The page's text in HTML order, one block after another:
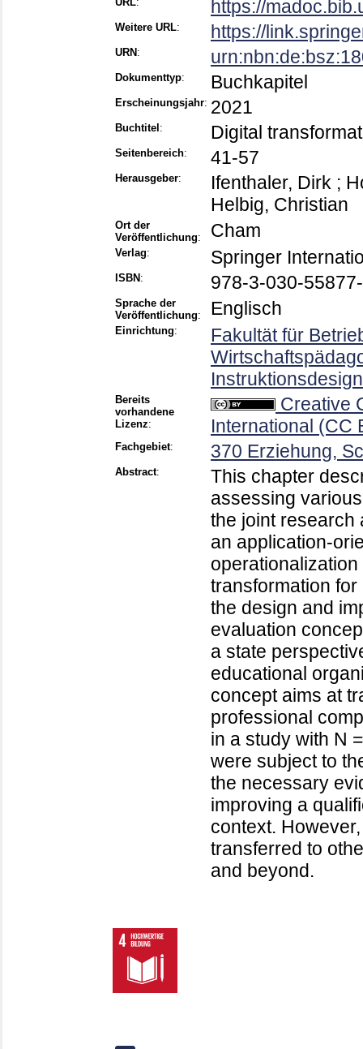
https://
Weitere URL: https://
URN :
Dokumenttyp: Buchkapitel
Erscheinungsjahr: 2021
Buchtitel : Digital
Seitenbereich: 41-57
Herausgeber: Ifenthaler, Dirk ;
Helbig, Christian
Ort der
Veröffentlichung: Cham
Verlag: Springer
ISBN : 978-3-030-
Sprache der
Veröffentlichung: Englisch
Einrichtung:
Fakultät für
Bereits
vorhandene
Lizenz:
Creative
International (CC
Fachgebiet: 370 Erziehung,
Abstract:
This chapter
assessing
the joint research
an application-
transformation
the design and
evaluation
a state
educational
concept aims at
professional
in a study with N
were subject to
the necessary
improving a
context.
transferred to
and beyond.